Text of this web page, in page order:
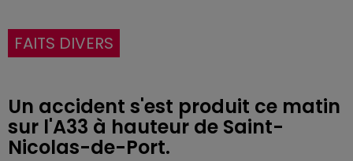
FAITS DIVERS
Un accident s'est produit ce matin
sur l'A33 à hauteur de Saint-
Nicolas-de-Port.